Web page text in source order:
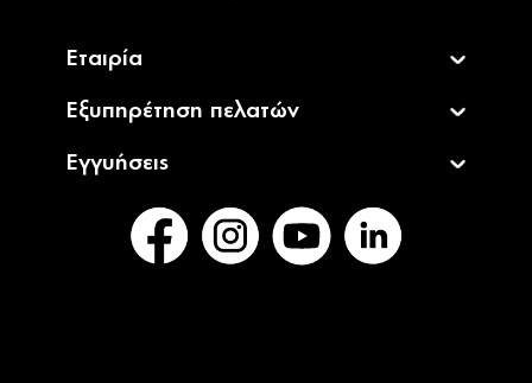
Εταιρία
Εξυπηρέτηση πελατών
Εγγυήσεις